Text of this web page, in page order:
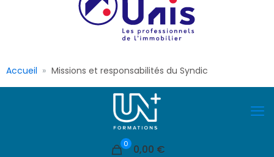
Accueil Missions et responsabilités du Syndic
0 0,00 €